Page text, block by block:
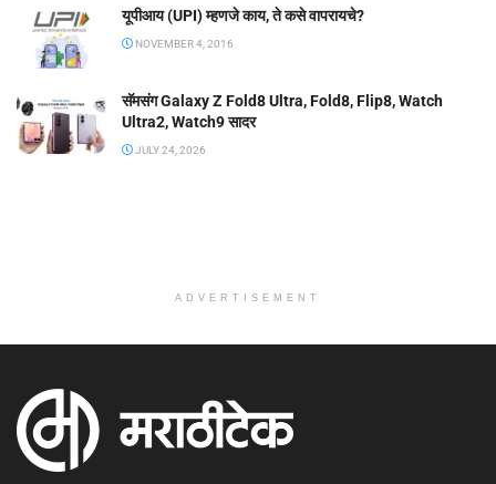
यूपीआय (UPI) म्हणजे काय, ते कसे वापरायचे?
NOVEMBER 4, 2016
सॅमसंग Galaxy Z Fold8 Ultra, Fold8, Flip8, Watch
Ultra2, Watch9 सादर
JULY 24, 2026
ADVERTISEMENT